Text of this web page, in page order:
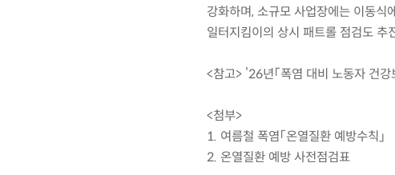
강화하며, 소규모 사업장에는 이동식
일터지킴이의 상시 패트롤 점검도 추
<참고> ’26년「폭염 대비 노동자 건강
<첨부>
1. 여름철 폭염「온열질환 예방수칙」
2. 온열질환 예방 사전점검표